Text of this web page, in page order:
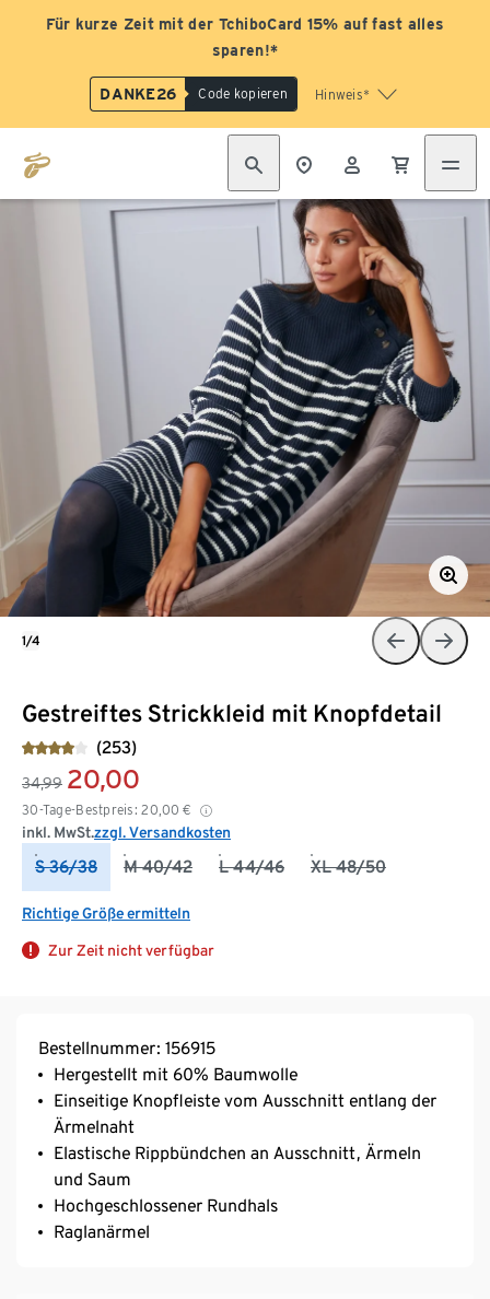
Für kurze Zeit mit der TchiboCard 15% auf fast alles
sparen!*
DANKE26 Code kopieren Hinweis*
Gestreiftes Strickkleid mit Knopfdetail
(253)
34,99 20,00
30-Tage-Bestpreis: 20,00 €
inkl. MwSt.zzgl. Versandkosten
S 36/38 M 40/42 L 44/46 XL 48/50
Richtige Größe ermitteln
Zur Zeit nicht verfügbar
1/4
Bestellnummer: 156915
Hergestellt mit 60% Baumwolle
Einseitige Knopfleiste vom Ausschnitt entlang der
Ärmelnaht
Elastische Rippbündchen an Ausschnitt, Ärmeln
und Saum
Hochgeschlossener Rundhals
Raglanärmel